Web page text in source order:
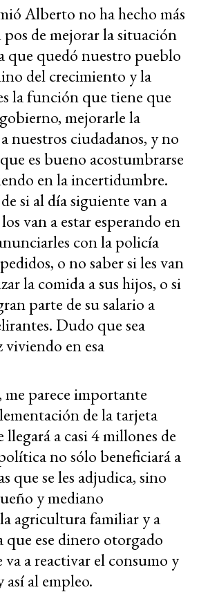
Alberto no ha hecho más
de mejorar la situación
que quedó nuestro pueblo
del crecimiento y la
la función que tiene que
mejorarle la
nuestros ciudadanos, y no
es bueno acostumbrarse
en la incertidumbre.
si al día siguiente van a
van a estar esperando en
con la policía
o no saber si les van
la comida a sus hijos, o si
parte de su salario a
Dudo que sea
en esa
parece importante
de la tarjeta
a casi 4 millones de
no sólo beneficiará a
que se les adjudica, sino
y mediano
agricultura familiar y a
que ese dinero otorgado
va a reactivar el consumo y
al empleo.